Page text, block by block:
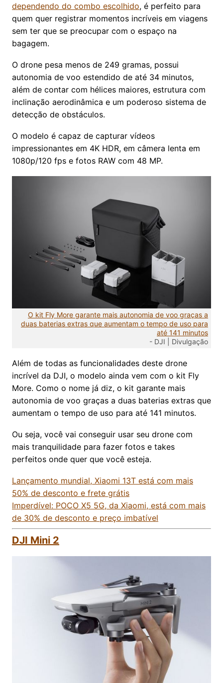
dependendo do combo escolhido, é perfeito para
quem quer registrar momentos incríveis em viagens
sem ter que se preocupar com o espaço na
bagagem.
O drone pesa menos de 249 gramas, possui
autonomia de voo estendido de até 34 minutos,
além de contar com hélices maiores, estrutura com
inclinação aerodinâmica e um poderoso sistema de
detecção de obstáculos.
O modelo é capaz de capturar vídeos
impressionantes em 4K HDR, em câmera lenta em
1080p/120 fps e fotos RAW com 48 MP.
O kit Fly More garante mais autonomia de voo graças a
duas baterias extras que aumentam o tempo de uso para
até 141 minutos
- DJI | Divulgação
Além de todas as funcionalidades deste drone
incrível da DJI, o modelo ainda vem com o kit Fly
More. Como o nome já diz, o kit garante mais
autonomia de voo graças a duas baterias extras que
aumentam o tempo de uso para até 141 minutos.
Ou seja, você vai conseguir usar seu drone com
mais tranquilidade para fazer fotos e takes
perfeitos onde quer que você esteja.
Lançamento mundial, Xiaomi 13T está com mais
50% de desconto e frete grátis
Imperdível: POCO X5 5G, da Xiaomi, está com mais
de 30% de desconto e preço imbatível
DJI Mini 2